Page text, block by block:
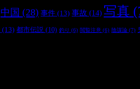
中国 (28) 事件 (13) 事故 (14) 写真
(13) 都市伝説 (10) 釣り (6) 閲覧注意 (6) 陰謀論 (7)